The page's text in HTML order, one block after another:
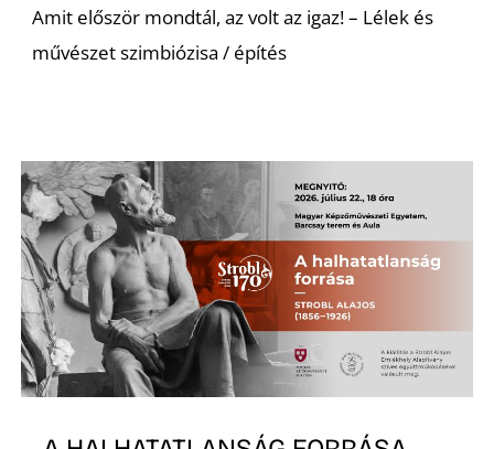
Amit először mondtál, az volt az igaz! – Lélek és
művészet szimbiózisa / építés